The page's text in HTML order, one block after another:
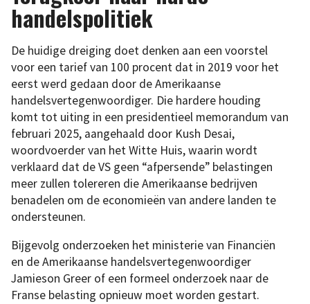
handelspolitiek
De huidige dreiging doet denken aan een voorstel
voor een tarief van 100 procent dat in 2019 voor het
eerst werd gedaan door de Amerikaanse
handelsvertegenwoordiger. Die hardere houding
komt tot uiting in een presidentieel memorandum van
februari 2025, aangehaald door Kush Desai,
woordvoerder van het Witte Huis, waarin wordt
verklaard dat de VS geen “afpersende” belastingen
meer zullen tolereren die Amerikaanse bedrijven
benadelen om de economieën van andere landen te
ondersteunen.
Bijgevolg onderzoeken het ministerie van Financiën
en de Amerikaanse handelsvertegenwoordiger
Jamieson Greer of een formeel onderzoek naar de
Franse belasting opnieuw moet worden gestart.